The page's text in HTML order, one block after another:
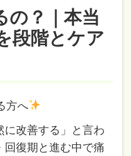
の？｜本当
段階とケア
方へ
に改善する」と言わ
回復期と進む中で痛